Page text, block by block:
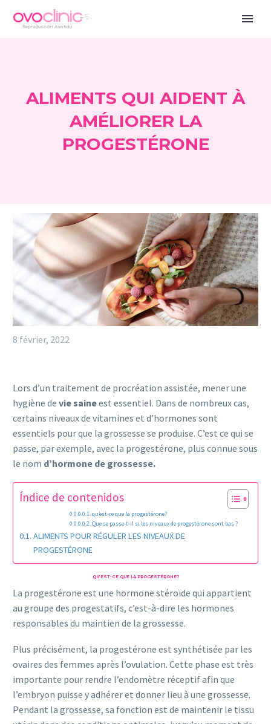
ALIMENTS QUI AIDENT À
AMÉLIORER LA
PROGESTÉRONE
8 février, 2022
Lors d’un traitement de procréation assistée, mener une
hygiène de vie saineest essentiel. Dans de nombreux cas,
certains niveaux de vitamines et d’hormones sont
essentiels pour que la grossesse se produise. C’est ce qui se
passe, par exemple, avec la progestérone, plus connue sous
le nom d’hormone de grossesse.
Índice de contenidos
qu’est-ce que la progestérone?
Que se passe-t-il si les niveaux de progestérone sont bas ?
ALIMENTS POUR RÉGULER LES NIVEAUX DE
PROGESTÉRONE
QU’EST-CE QUE LA PROGESTÉRONE?
La progestérone est une hormone stéroïde qui appartient
au groupe des progestatifs, c’est-à-dire les hormones
responsables du maintien de la grossesse.
Plus précisément, la progestérone est synthétisée par les
ovaires des femmes après l’ovulation. Cette phase est très
importante pour rendre l’endomètre réceptif afin que
l’embryon puisse y adhérer et donner lieu à une grossesse.
Pendant la grossesse, sa fonction est de maintenir le tissu